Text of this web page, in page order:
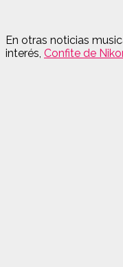
En otras noticias
interés, Confite de